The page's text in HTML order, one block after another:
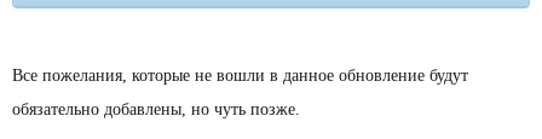
Все пожелания, которые не вошли в данное обновление будут
обязательно добавлены, но чуть позже.